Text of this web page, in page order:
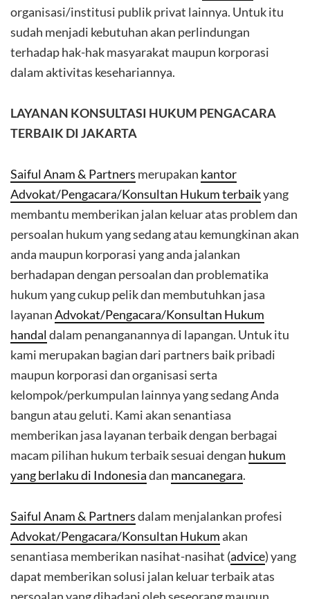
organisasi/institusi publik privat lainnya. Untuk itu
sudah menjadi kebutuhan akan perlindungan
terhadap hak-hak masyarakat maupun korporasi
dalam aktivitas kesehariannya.
LAYANAN KONSULTASI HUKUM PENGACARA
TERBAIK DI JAKARTA
Saiful Anam & Partners merupakan kantor
Advokat/Pengacara/Konsultan Hukum terbaikyang
membantu memberikan jalan keluar atas problem dan
persoalan hukum yang sedang atau kemungkinan akan
anda maupun korporasi yang anda jalankan
berhadapan dengan persoalan dan problematika
hukum yang cukup pelik dan membutuhkan jasa
layananAdvokat/Pengacara/Konsultan Hukum
handal dalam penanganannya di lapangan. Untuk itu
kami merupakan bagian dari partners baik pribadi
maupun korporasi dan organisasi serta
kelompok/perkumpulan lainnya yang sedang Anda
bangun atau geluti. Kami akan senantiasa
memberikan jasa layanan terbaik dengan berbagai
macam pilihan hukum terbaik sesuai dengan hukum
yang berlaku di Indonesiadan mancanegara.
Saiful Anam & Partnersdalam menjalankan profesi
Advokat/Pengacara/Konsultan Hukumakan
senantiasa memberikan nasihat-nasihat (advice) yang
dapat memberikan solusi jalan keluar terbaik atas